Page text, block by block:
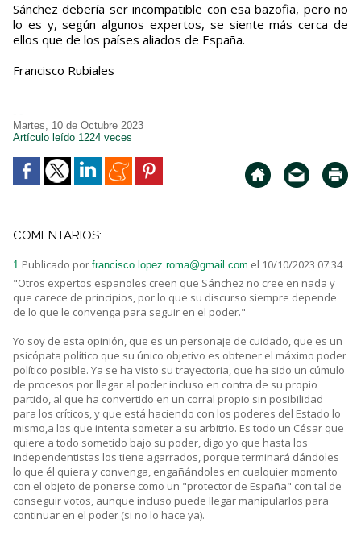
Sánchez debería ser incompatible con esa bazofia, pero no
lo es y, según algunos expertos, se siente más cerca de
ellos que de los países aliados de España.
Francisco Rubiales
- -
Martes, 10 de Octubre 2023
Artículo leído 1224 veces
COMENTARIOS:
1.Publicado por francisco.lopez.roma@gmail.com el 10/10/2023 07:34
"Otros expertos españoles creen que Sánchez no cree en nada y
que carece de principios, por lo que su discurso siempre depende
de lo que le convenga para seguir en el poder."
Yo soy de esta opinión, que es un personaje de cuidado, que es un
psicópata político que su único objetivo es obtener el máximo poder
político posible. Ya se ha visto su trayectoria, que ha sido un cúmulo
de procesos por llegar al poder incluso en contra de su propio
partido, al que ha convertido en un corral propio sin posibilidad
para los críticos, y que está haciendo con los poderes del Estado lo
mismo,a los que intenta someter a su arbitrio. Es todo un César que
quiere a todo sometido bajo su poder, digo yo que hasta los
independentistas los tiene agarrados, porque terminará dándoles
lo que él quiera y convenga, engañándoles en cualquier momento
con el objeto de ponerse como un "protector de España" con tal de
conseguir votos, aunque incluso puede llegar manipularlos para
continuar en el poder (si no lo hace ya).